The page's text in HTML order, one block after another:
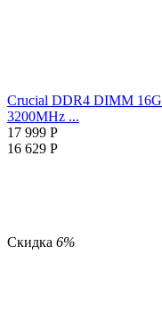
Crucial DDR4 DIMM
3200MHz ...
17 999 Р
16 629 Р
Скидка 6%